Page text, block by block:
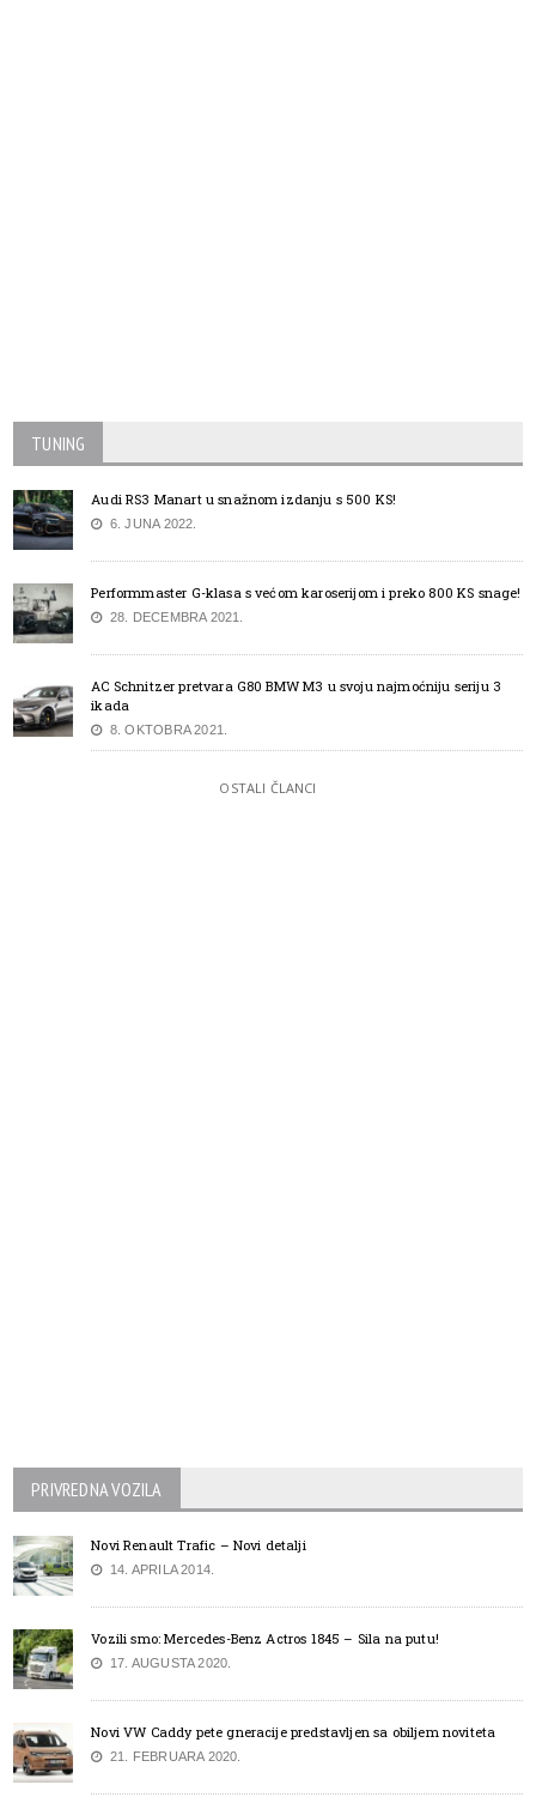
TUNING
Audi RS3 Manart u snažnom izdanju s 500 KS!
6. JUNA 2022.
Performmaster G-klasa s većom karoserijom i preko 800 KS snage!
28. DECEMBRA 2021.
AC Schnitzer pretvara G80 BMW M3 u svoju najmoćniju seriju 3
ikada
8. OKTOBRA 2021.
OSTALI ČLANCI
PRIVREDNA VOZILA
Novi Renault Trafic – Novi detalji
14. APRILA 2014.
Vozili smo: Mercedes-Benz Actros 1845 – Sila na putu!
17. AUGUSTA 2020.
Novi VW Caddy pete gneracije predstavljen sa obiljem noviteta
21. FEBRUARA 2020.